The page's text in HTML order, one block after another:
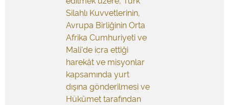
Silahlı Kuvvetlerinin,
Avrupa Birliğinin Orta
Afrika Cumhuriyeti ve
Mali'de icra ettiği
harekât ve misyonlar
kapsamında yurt
dışına gönderilmesi ve
Hükûmet tarafından